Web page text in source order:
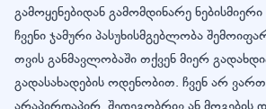
გამოყენებიდან გამომდინარე
ჩვენი ჯამური პასუხისმგებლობა
თვის განმავლობაში თქვენ მიერ
გადასახადების ოდენობით. ჩვენ არ ვართ